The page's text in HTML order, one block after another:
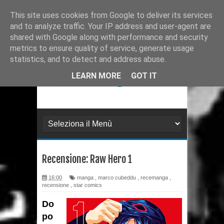
Ultimissime Recensione: Matana 3
Recensione: Julia 273
Recensione: Superman: Stagioni
Recensione: H.P. Lovecraft - I
gatti di Ulthar e altri racconti
Recensione: Il Segreto di
Leonardo da Paperdinci
Recensione: Raw Hero 1
16:00 manga , marco cubeddu , recemanga ,
recensione , star comics
Do
po
This site uses cookies from Google to deliver its services
and to analyze traffic. Your IP address and user-agent are
shared with Google along with performance and security
metrics to ensure quality of service, generate usage
statistics, and to detect and address abuse.
LEARN MORE
GOT IT